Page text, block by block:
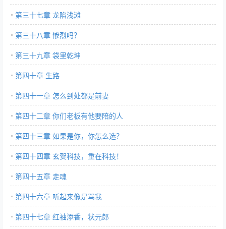
第三十七章 龙陷浅滩
第三十八章 惨烈吗？
第三十九章 袋里乾坤
第四十章 生路
第四十一章 怎么到处都是前妻
第四十二章 你们老板有他要陪的人
第四十三章 如果是你，你怎么选？
第四十四章 玄贺科技，重在科技！
第四十五章 走魂
第四十六章 听起来像是骂我
第四十七章 红袖添香，状元郎